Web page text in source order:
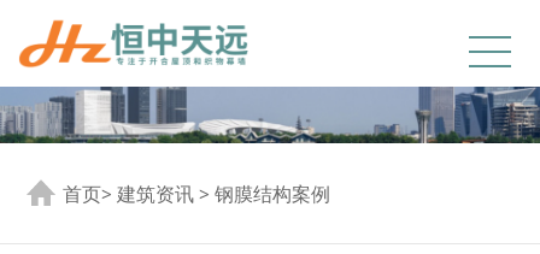
首页>建筑资讯>钢膜结构案例